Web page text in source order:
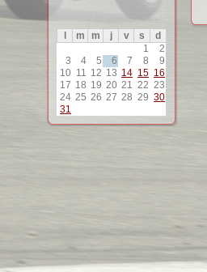
m m j v s
d
1
2
3
4 5 6 7 8
9
10 11 12 13 14 15 16
17 18 19 20 21 22 23
24 25 26 27 28 29 30
31